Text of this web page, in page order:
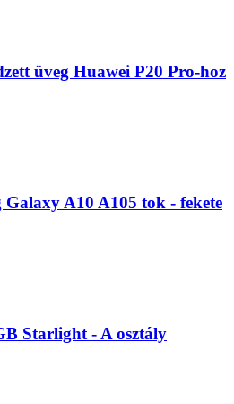
üveg Huawei P20 Pro-hoz
A10 A105 tok - fekete
Starlight - A osztály